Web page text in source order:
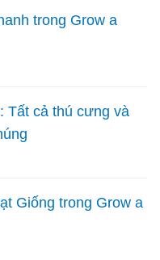
trong Grow a
Tất cả thú cưng và
Giống trong Grow a